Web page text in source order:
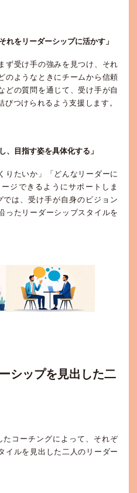
れをリーダーシップに活かす」
ず受け手の強みを見つけ、それ
のようなときにチームから信頼
どの質問を通じて、受け手が自
つけられるよう支援します。
、目指す姿を具体化する」
りたいか」「どんなリーダーに
ジできるようにサポートしま
は、受け手が自身のビジョン
ったリーダーシップスタイルを
シップを見出した二
コーチングによって、それぞ
イルを見出した二人のリーダー